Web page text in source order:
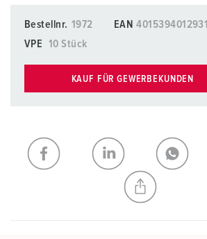
Bestellnr. 1972 EAN 4015394012931
VPE
10 Stück
KAUF FÜR GEWERBEKUNDEN